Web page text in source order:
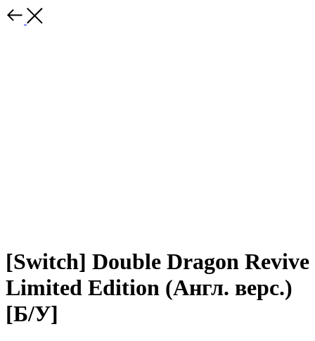
[Switch] Double Dragon Revive
Limited Edition (Англ. верс.)
[Б/У]